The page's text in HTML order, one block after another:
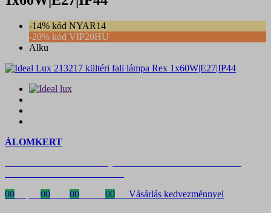
-14% kód NYAR14
-20% kód VIP20HU
Alku
ÁLOMKERT
00
00 00 00 Vásárlás kedvezménnyel